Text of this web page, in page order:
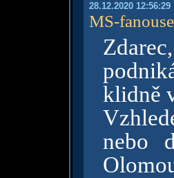
28.12.2020 12:56:29
MS-
klidně
nebo